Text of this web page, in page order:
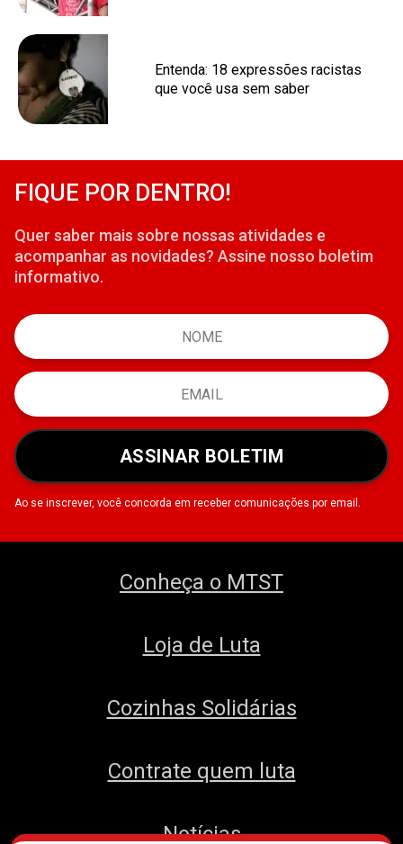
Entenda: 18 expressões racistas
que você usa sem saber
FIQUE POR DENTRO!
Quer saber mais sobre nossas atividades e
acompanhar as novidades? Assine nosso boletim
informativo.
ASSINAR BOLETIM
Ao se inscrever, você concorda em receber comunicações por email.
Conheça o MTST
Loja de Luta
Cozinhas Solidárias
Contrate quem luta
Notícias